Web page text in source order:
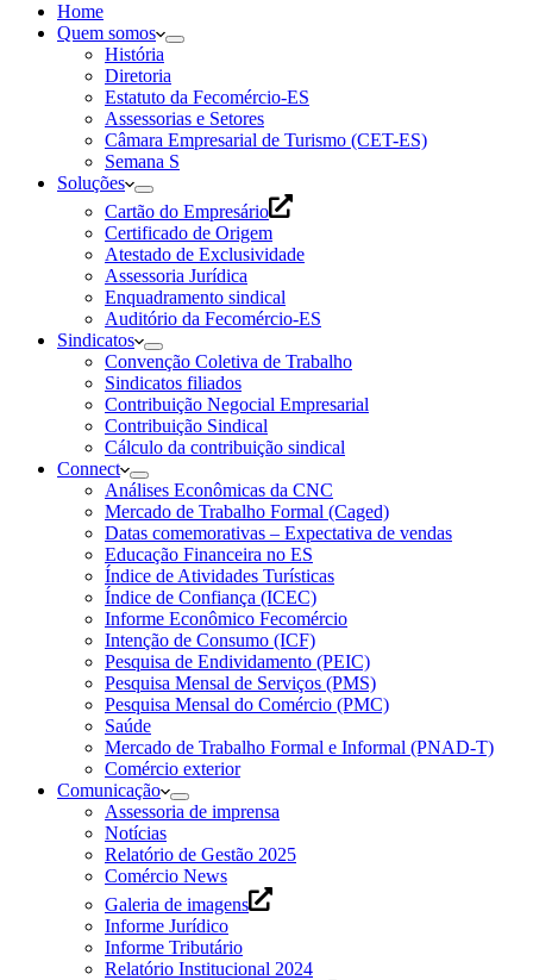
Home
Quem somos
História
Diretoria
Estatuto da Fecomércio-ES
Assessorias e Setores
Câmara Empresarial de Turismo (CET-ES)
Semana S
Soluções
Cartão do Empresário
Certificado de Origem
Atestado de Exclusividade
Assessoria Jurídica
Enquadramento sindical
Auditório da Fecomércio-ES
Sindicatos
Convenção Coletiva de Trabalho
Sindicatos filiados
Contribuição Negocial Empresarial
Contribuição Sindical
Cálculo da contribuição sindical
Connect
Análises Econômicas da CNC
Mercado de Trabalho Formal (Caged)
Datas comemorativas – Expectativa de vendas
Educação Financeira no ES
Índice de Atividades Turísticas
Índice de Confiança (ICEC)
Informe Econômico Fecomércio
Intenção de Consumo (ICF)
Pesquisa de Endividamento (PEIC)
Pesquisa Mensal de Serviços (PMS)
Pesquisa Mensal do Comércio (PMC)
Saúde
Mercado de Trabalho Formal e Informal (PNAD-T)
Comércio exterior
Comunicação
Assessoria de imprensa
Notícias
Relatório de Gestão 2025
Comércio News
Galeria de imagens
Informe Jurídico
Informe Tributário
Relatório Institucional 2024